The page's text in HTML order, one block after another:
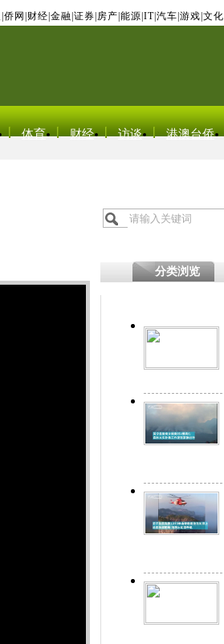
侨网 财经 金融 证券 房产 能源 IT| 汽车 游戏 文化
体育 财经 访谈 港澳台侨
分类浏览